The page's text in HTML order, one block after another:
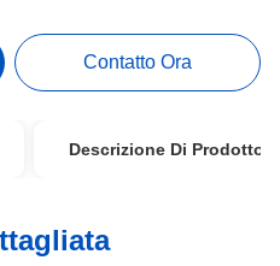
Contatto Ora
Descrizione Di Prodotto